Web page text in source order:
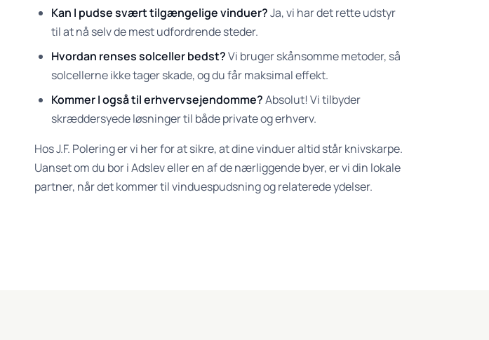
Kan I pudse svært tilgængelige vinduer?Ja, vi har det rette udstyr
til at nå selv de mest udfordrende steder.
Hvordan renses solceller bedst?Vi bruger skånsomme metoder, så
solcellerne ikke tager skade, og du får maksimal effekt.
Kommer I også til erhvervsejendomme?Absolut! Vi tilbyder
skræddersyede løsninger til både private og erhverv.
Hos J.F. Polering er vi her for at sikre, at dine vinduer altid står knivskarpe.
Uanset om du bor i Adslev eller en af de nærliggende byer, er vi din lokale
partner, når det kommer til vinduespudsning og relaterede ydelser.